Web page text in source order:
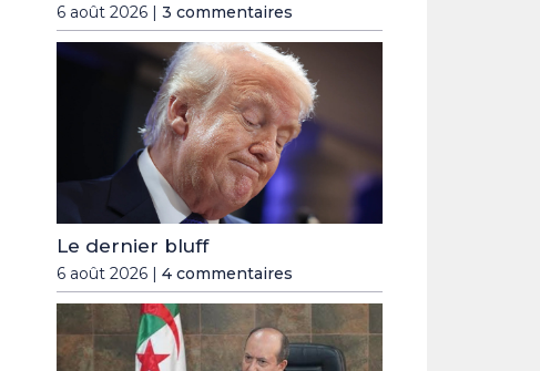
6 août 2026 | 3 commentaires
Le dernier bluff
6 août 2026 | 4 commentaires